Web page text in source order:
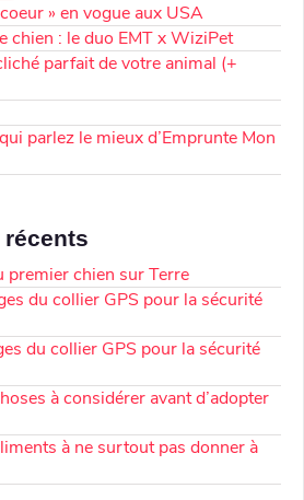
» en vogue aux USA
chien : le duo EMT x WiziPet
parfait de votre animal (+
parlez le mieux d’Emprunte Mon
premier chien sur Terre
du collier GPS pour la sécurité
du collier GPS pour la sécurité
à considérer avant d’adopter
à ne surtout pas donner à